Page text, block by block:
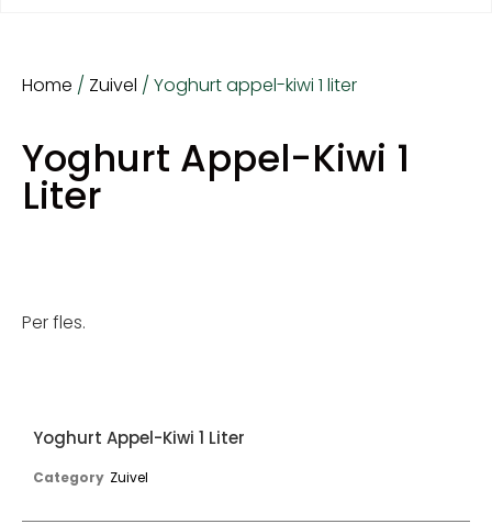
Home / Zuivel / Yoghurt appel-kiwi 1 liter
Yoghurt Appel-Kiwi 1
Liter
Per fles.
Yoghurt Appel-Kiwi 1 Liter
Category Zuivel